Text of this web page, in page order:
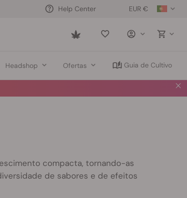
EUR €
Help Center
Saved
Headshop Ofertas Guia de Cultivo
2
compacta, tornando-as
de sabores e de efeitos